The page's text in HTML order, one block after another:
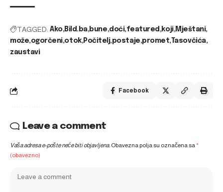
TAGGED: Ako Bild.ba bune doći featured koji Mještani
može ogorčeni otok Počitelj postaje promet Tasovčića
zaustavi
Facebook
Leave a comment
Vaša adresa e-pošte neće biti objavljena. Obavezna polja su označena sa*
(obavezno)